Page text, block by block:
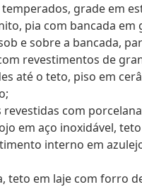
grade em
pia com bancada
e sobre a bancada,
revestimentos de
até o teto, piso em
com
em aço inoxidável,
interno em
teto em laje com forro